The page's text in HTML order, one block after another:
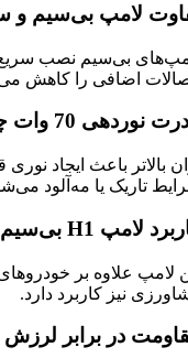
لامپ بی‌سیم و
بی‌سیم نصب
اضافی را کاهش
نوردهی 70 وات چه تاثیری دارد؟
بالاتر باعث ایجاد
تاریک یا مه‌آلود
لامپ بی‌سیم
لامپ علاوه بر
نیز کاربرد دارد.
در برابر لرزش